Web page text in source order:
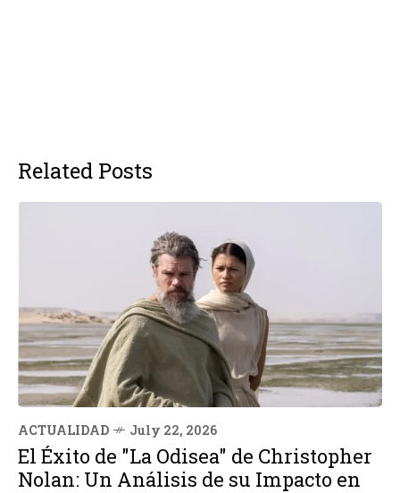
Related Posts
ACTUALIDAD July 22, 2026
El Éxito de "La Odisea" de Christopher
Nolan: Un Análisis de su Impacto en